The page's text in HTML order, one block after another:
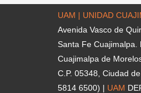
UAM | UNIDAD
Avenida Vasco de
Santa Fe Cuajimalpa.
Cuajimalpa de
C.P. 05348, Ciudad
5814 6500) | UAM